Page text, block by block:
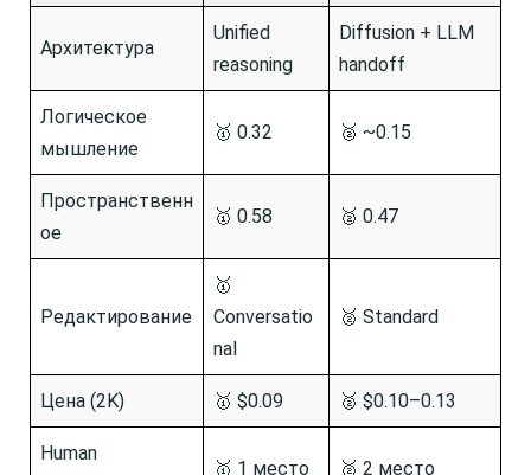
Архитектура
Unified
reasoning
Diffusion + LLM
handoff
Логическое
мышление
🥇 0.32 🥈 ~0.15
Пространственн
ое
🥇 0.58 🥈 0.47
Редактирование
🥇
Conversatio
nal
🥈 Standard
Цена (2K) 🥇 $0.09 🥈 $0.10–0.13
Human
🥇 1 место 🥈 2 место